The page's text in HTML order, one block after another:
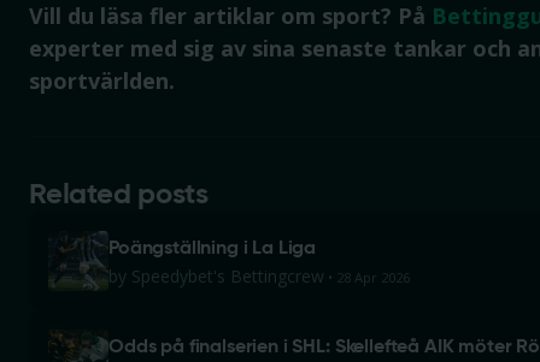
Vill du läsa fler artiklar om sport? På
experter med sig av sina senaste tankar och
sportvärlden.
Related posts
Poängställning i La Liga
by Speedybet's Bettingcrew 28 Apr 2026
Odds på finalserien i SHL: Skellefteå AIK möter